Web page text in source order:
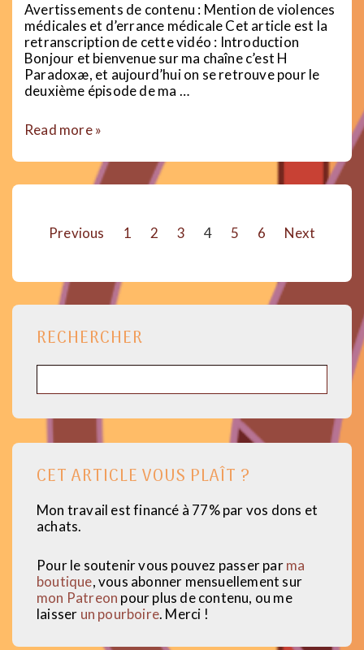
Avertissements de contenu : Mention de violences
médicales et d’errance médicale Cet article est la
retranscription de cette vidéo : Introduction
Bonjour et bienvenue sur ma chaîne c’est H
Paradoxæ, et aujourd’hui on se retrouve pour le
deuxième épisode de ma …
L’autodiagnostic
Épisode
fiabilité
Read more »
Pagination
publications
Previous 1 2 3 4 5 6 Next
RECHERCHER
CET ARTICLE VOUS PLAÎT ?
Mon travail est financé à 77% par vos dons et
achats.
Pour le soutenir vous pouvez passer parma
boutique, vous abonner mensuellement sur
mon Patreon pour plus de contenu, ou me
laisser un pourboire. Merci !